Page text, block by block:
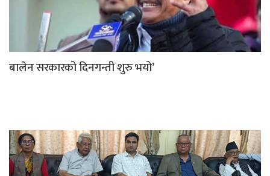
बालेन सरकारको दिनगन्ती शुरु भयो’